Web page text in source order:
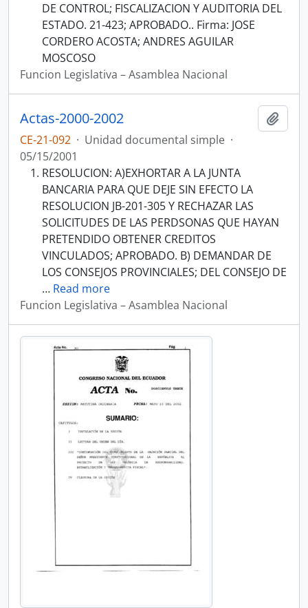
DE CONTROL; FISCALIZACION Y AUDITORIA DEL
ESTADO. 21-423; APROBADO.. Firma: JOSE
CORDERO ACOSTA; ANDRES AGUILAR
MOSCOSO
Funcion Legislativa – Asamblea Nacional
Actas-2000-2002
CE-21-092 · Unidad documental simple ·
05/15/2001
RESOLUCION: A)EXHORTAR A LA JUNTA
BANCARIA PARA QUE DEJE SIN EFECTO LA
RESOLUCION JB-201-305 Y RECHAZAR LAS
SOLICITUDES DE LAS PERDSONAS QUE HAYAN
PRETENDIDO OBTENER CREDITOS
VINCULADOS; APROBADO. B) DEMANDAR DE
LOS CONSEJOS PROVINCIALES; DEL CONSEJO DE
… Read more
Funcion Legislativa – Asamblea Nacional